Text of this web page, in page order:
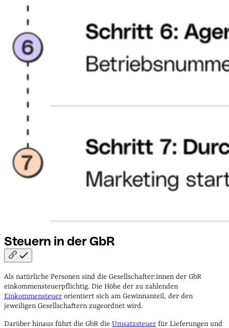
Steuern in derGbR
Als natürliche Personen sind die Gesellschafter:innen der GbR
einkommensteuerpflichtig. Die Höhe der zu zahlenden
Einkommensteuer orientiert sich am Gewinnanteil, der den
jeweiligen Gesellschaftern zugeordnet wird.
Darüber hinaus führt die GbR die Umsatzsteuer für Lieferungen und